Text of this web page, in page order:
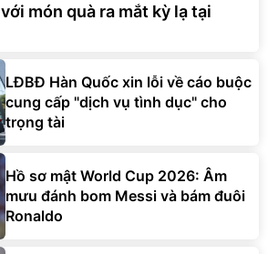
món quà ra mắt kỳ lạ tại
LĐBĐ Hàn Quốc xin lỗi về cáo buộc
cung cấp "dịch vụ tình dục" cho
trọng tài
Hồ sơ mật World Cup 2026: Âm
mưu đánh bom Messi và bám đuôi
Ronaldo